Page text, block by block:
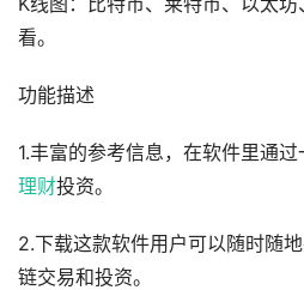
看。
功能描述
1.丰富的参考信息，在软件里通
理财投资。
2.下载这款软件用户可以随时随
链交易和投资。